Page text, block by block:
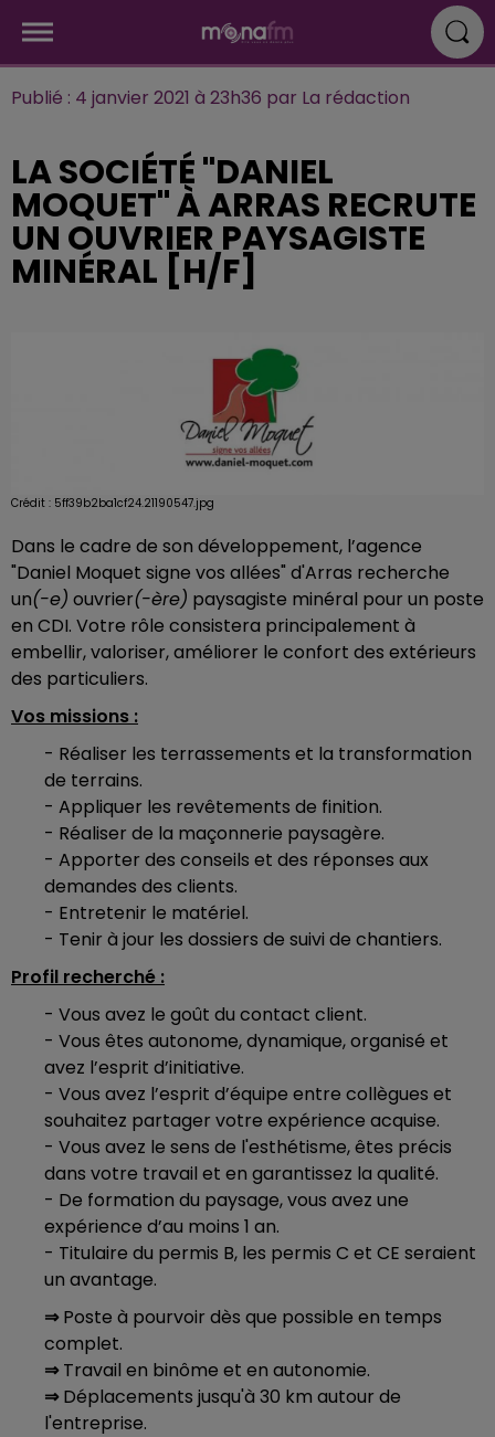
Publié : 4 janvier 2021 à 23h36 par La rédaction
LA SOCIÉTÉ "DANIEL
MOQUET" À ARRAS RECRUTE
UN OUVRIER PAYSAGISTE
MINÉRAL [H/F]
Crédit : 5ff39b2ba1cf24.21190547.jpg
Dans le cadre de son développement, l’agence
"Daniel Moquet signe vos allées" d'Arras recherche
un(-e) ouvrier(-ère) paysagiste minéral pour un poste
en CDI. Votre rôle consistera principalement à
embellir, valoriser, améliorer le confort des extérieurs
des particuliers.
Vos missions :
- Réaliser les terrassements et la transformation
de terrains.
- Appliquer les revêtements de finition.
- Réaliser de la maçonnerie paysagère.
- Apporter des conseils et des réponses aux
demandes des clients.
- Entretenir le matériel.
- Tenir à jour les dossiers de suivi de chantiers.
Profil recherché :
- Vous avez le goût du contact client.
- Vous êtes autonome, dynamique, organisé et
avez l’esprit d’initiative.
- Vous avez l’esprit d’équipe entre collègues et
souhaitez partager votre expérience acquise.
- Vous avez le sens de l'esthétisme, êtes précis
dans votre travail et en garantissez la qualité.
- De formation du paysage, vous avez une
expérience d’au moins 1 an.
- Titulaire du permis B, les permis C et CE seraient
un avantage.
⇒Poste à pourvoir dès que possible en temps
complet.
⇒Travail en binôme et en autonomie.
⇒Déplacements jusqu'à 30 km autour de
l'entreprise.